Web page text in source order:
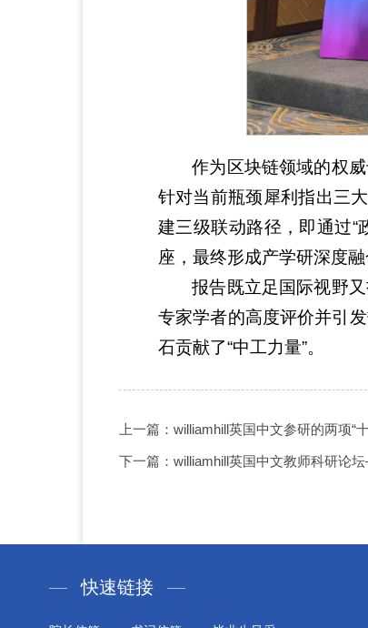
作为区块链领域的权
针对当前瓶颈犀利指出三
建三级联动路径，即通过
座，最终形成产学研深度
报告既立足国际视野
专家学者的高度评价并引
石贡献了“中工力量”。
上一篇：williamhill英国中文参研的两项
下一篇：williamhill英国中文教师科研论
快速链接